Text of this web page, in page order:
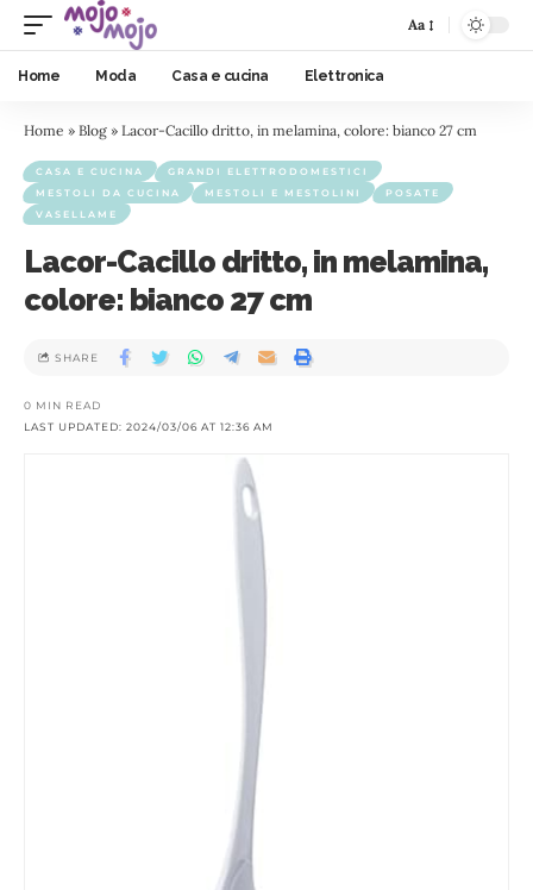
Aa
Home Moda Casa e cucina Elettronica
Home » Blog » Lacor-Cacillo dritto, in melamina, colore: bianco 27 cm
CASA E CUCINA
GRANDI ELETTRODOMESTICI
MESTOLI DA CUCINA
MESTOLI E MESTOLINI
POSATE
VASELLAME
Lacor-Cacillo dritto, in melamina,
colore: bianco 27 cm
LAST UPDATED: 2024/03/06 AT 12:36 AM
0 MIN READ
SHARE